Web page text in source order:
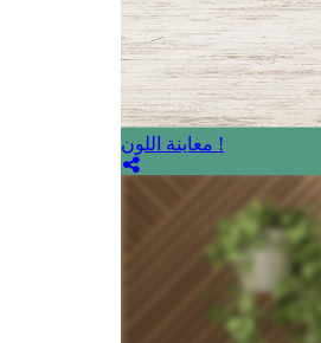
معاينة اللون !